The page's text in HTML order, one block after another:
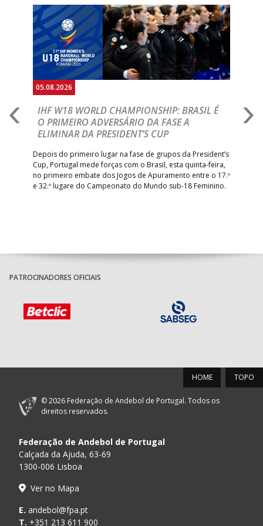
05.08.2026
IHF W18 WORLD CHAMPIONSHIP: BRASIL É
O PRIMEIRO ADVERSÁRIO DA FASE A
ELIMINAR DA PRESIDENT’S CUP
Depois do primeiro lugar na fase de grupos da President’s
Cup, Portugal mede forças com o Brasil, esta quinta-feira,
no primeiro embate dos Jogos de Apuramento entre o 17.º
e 32.º lugare do Campeonato do Mundo sub-18 Feminino.
Anterior
PATROCINADORES OFICIAIS
TOPO
HOME
© 2026 Federação de Andebol de Portugal. Todos os
direitos reservados.
Federação de Andebol de Portugal
Calçada da Ajuda, 63-69
1300-006 Lisboa
Ver no Mapa
E. andebol@fpa.pt
T. +351 213 611 900